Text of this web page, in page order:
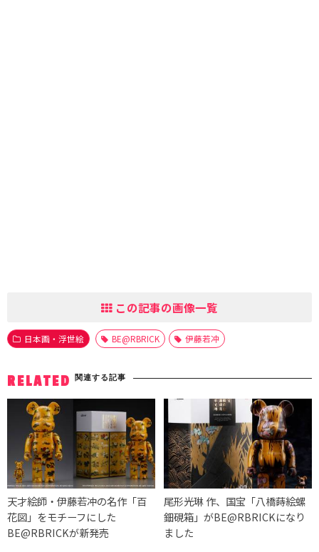
この記事の画像一覧
日本画・浮世絵 BE@RBRICK 伊藤若冲
RELATED 関連する記事
天才絵師・伊藤若冲の名作「百
花図」をモチーフにした
BE@RBRICKが新発売
尾形光琳 作、国宝「八橋蒔絵螺
鈿硯箱」がBE@RBRICKになり
ました